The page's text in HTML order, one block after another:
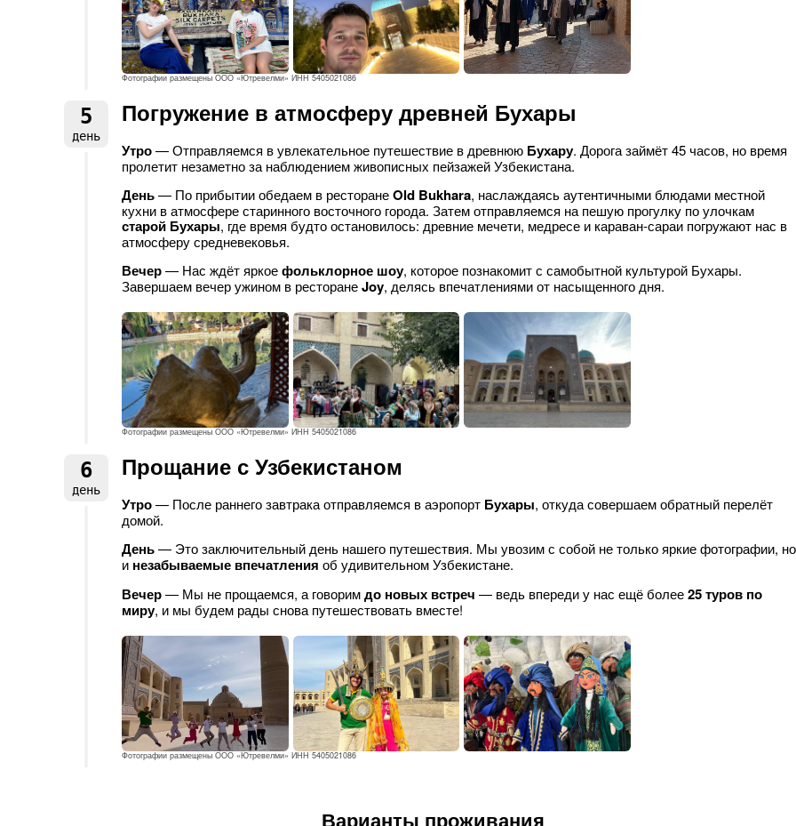
Фотографии размещены ООО «Ютревелми» ИНН 5405021086
5
день
Погружение в атмосферу древней Бухары
Утро— Отправляемся в увлекательное путешествие в древнюю Бухару. Дорога займёт 45 часов, но время
пролетит незаметно за наблюдением живописных пейзажей Узбекистана.
День— По прибытии обедаем в ресторанеOld Bukhara, наслаждаясь аутентичными блюдами местной
кухни в атмосфере старинного восточного города. Затем отправляемся на пешую прогулку по улочкам
старой Бухары, где время будто остановилось: древние мечети, медресе и караван-сараи погружают нас в
атмосферу средневековья.
Вечер— Нас ждёт яркоефольклорное шоу, которое познакомит с самобытной культурой Бухары.
Завершаем вечер ужином в ресторанеJoy, делясь впечатлениями от насыщенного дня.
Фотографии размещены ООО «Ютревелми» ИНН 5405021086
6
день
Прощание с Узбекистаном
Утро— После раннего завтрака отправляемся в аэропорт Бухары, откуда совершаем обратный перелёт
домой.
День— Это заключительный день нашего путешествия. Мы увозим с собой не только яркие фотографии, но
и незабываемые впечатления об удивительном Узбекистане.
Вечер— Мы не прощаемся, а говоримдо новых встреч — ведь впереди у нас ещё более25 туров по
миру, и мы будем рады снова путешествовать вместе!
Фотографии размещены ООО «Ютревелми» ИНН 5405021086
Варианты проживания